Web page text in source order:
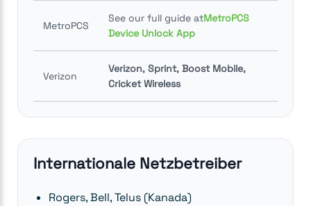
MetroPCS
See our full guide atMetroPCS
Device Unlock App
Verizon
Verizon, Sprint, Boost Mobile,
Cricket Wireless
Internationale Netzbetreiber
Rogers, Bell, Telus (Kanada)